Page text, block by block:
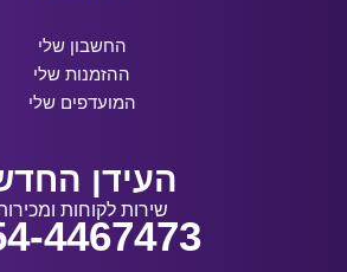
החשבון שלי
ההזמנות שלי
המועדפים שלי
העידן
שירות לקוחות
4467473